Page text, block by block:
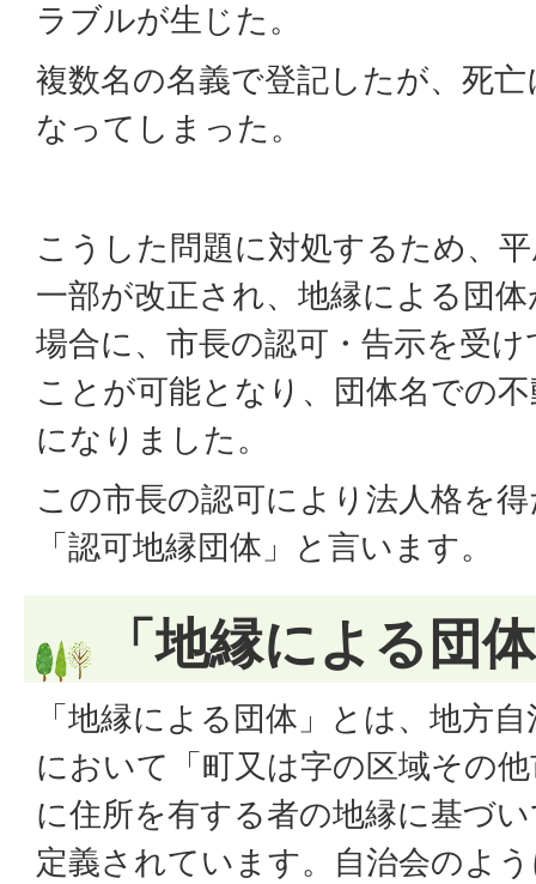
ラブルが生じた。
複数名の名義で登記したが、死
なってしまった。
こうした問題に対処するため、
一部が改正され、地縁による団
場合に、市長の認可・告示を受
ことが可能となり、団体名での
になりました。
この市長の認可により法人格を
「認可地縁団体」と言います。
「地縁による団
「地縁による団体」とは、地方
において「町又は字の区域その
に住所を有する者の地縁に基づ
定義されています。自治会のよ